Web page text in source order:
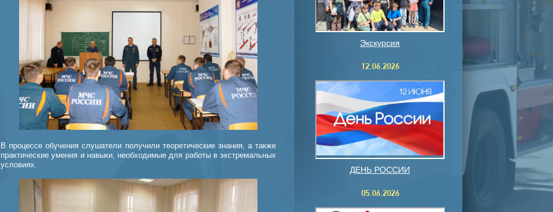
В процессе обучения слушатели получили теоретические знания, а также
практические умения и навыки, необходимые для работы в экстремальных
условиях.
Экскурсия
12.06.2026
ДЕНЬ РОССИИ
05.06.2026